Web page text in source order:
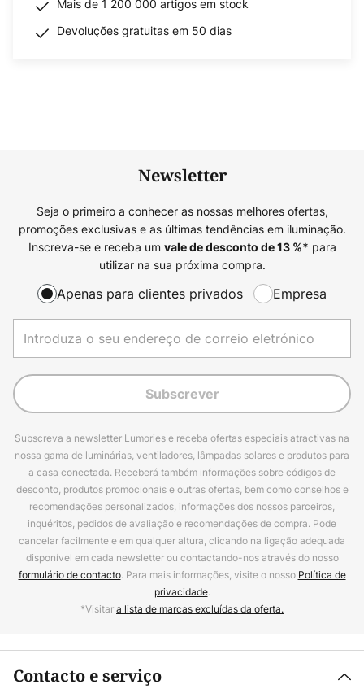
Mais de 1 200 000 artigos em stock
Devoluções gratuitas em 50 dias
Newsletter
Seja o primeiro a conhecer as nossas melhores ofertas,
promoções exclusivas e as últimas tendências em iluminação.
Inscreva-se e receba um vale de desconto de13%* para
utilizar na sua próxima compra.
Apenas para clientes privados Empresa
Subscrever
Subscreva a newsletter Lumories e receba ofertas especiais atractivas na
nossa gama de luminárias, ventiladores, lâmpadas solares e produtos para
a casa conectada. Receberá também informações sobre códigos de
desconto, produtos promocionais e outras ofertas, bem como conselhos e
recomendações personalizados, informações dos nossos parceiros,
inquéritos, pedidos de avaliação e recomendações de compra. Pode
cancelar facilmente e em qualquer altura, clicando na ligação adequada
disponível em cada newsletter ou contactando-nos através do nosso
formulário de contacto. Para mais informações, visite o nosso Política de
privacidade.
*Visitara lista de marcas excluídas da oferta.
Contacto e serviço